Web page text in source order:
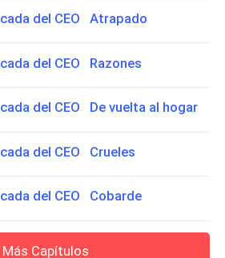
del CEO Atrapado
del CEO Razones
del CEO De vuelta al hogar
del CEO Crueles
del CEO Cobarde
Más Capítulos